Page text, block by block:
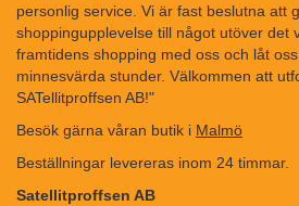
personlig service. Vi är fast beslutna att
shoppingupplevelse till något utöver det
framtidens shopping med oss och låt
minnesvärda stunder. Välkommen att
SATellitproffsen AB!"
Besök gärna våran butik i Malmö
Beställningar levereras inom 24 timmar.
Satellitproffsen AB